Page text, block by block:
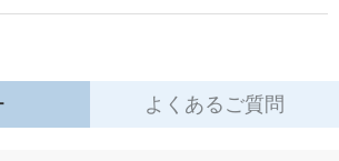
よくあるご質問